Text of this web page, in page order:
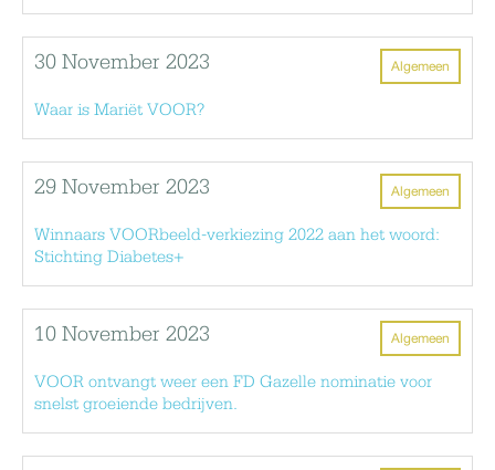
Algemeen
30 November 2023
Waar is Mariët VOOR?
Algemeen
29 November 2023
Winnaars VOORbeeld-verkiezing 2022 aan het woord:
Stichting Diabetes+
Algemeen
10 November 2023
VOOR ontvangt weer een FD Gazelle nominatie voor
snelst groeiende bedrijven.